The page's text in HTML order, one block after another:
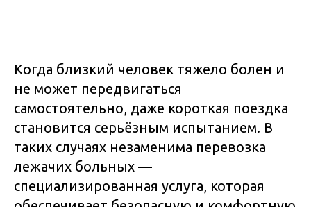
Когда близкий человек тяжело болен и
не может передвигаться
самостоятельно, даже короткая поездка
становится серьёзным испытанием. В
таких случаях незаменима перевозка
лежачих больных —
специализированная услуга, которая